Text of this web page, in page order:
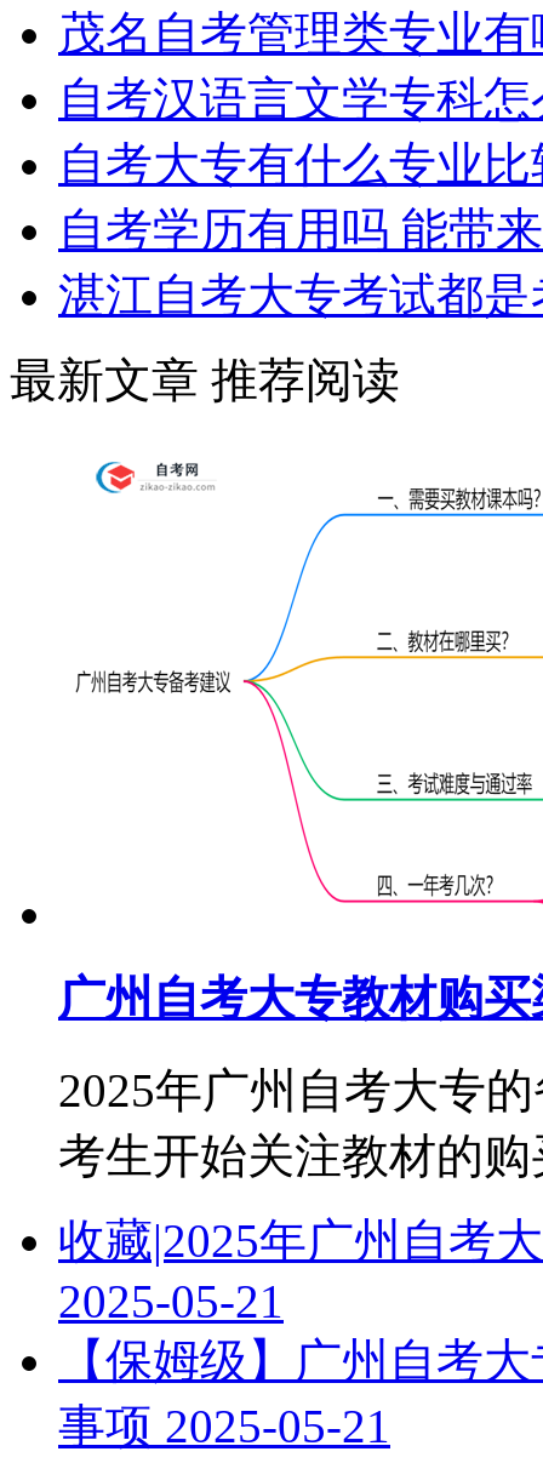
茂名自考管理类专业
自考汉语言文学专科
自考大专有什么专业
自考学历有用吗 能带
湛江自考大专考试都
最新文章 推荐阅读
广州自考大专教材购
2025年广州自考大专
考生开始关注教材的购
收藏|2025年广州自考
2025-05-21
【保姆级】广州自考
事项 2025-05-21
学历提升报考中心